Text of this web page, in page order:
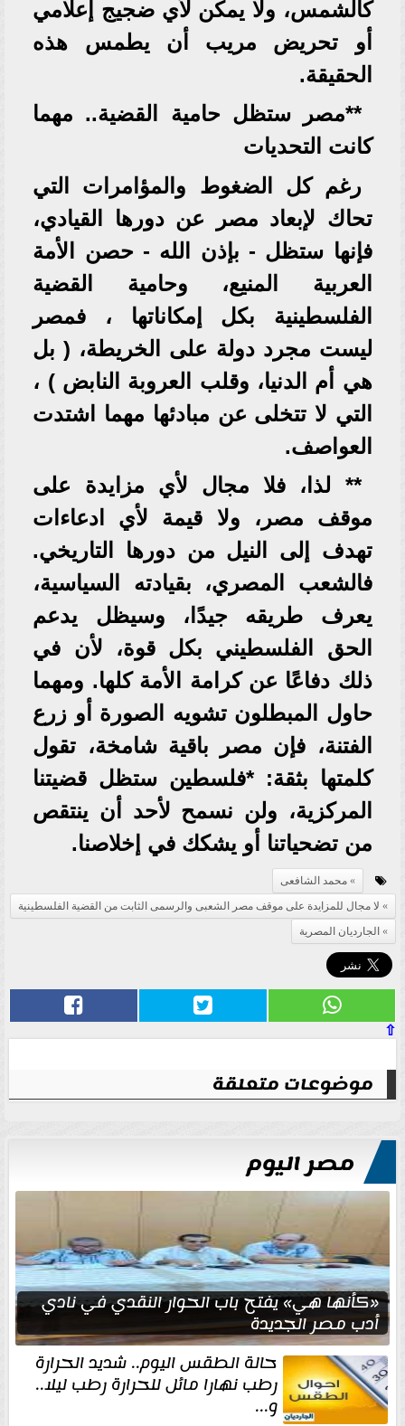
كالشمس، ولا يمكن لأي ضجيج إعلامي
أو تحريض مريب أن يطمس هذه
الحقيقة.
**مصر ستظل حامية القضية.. مهما
كانت التحديات
رغم كل الضغوط والمؤامرات التي
تحاك لإبعاد مصر عن دورها القيادي،
فإنها ستظل - بإذن الله - حصن الأمة
العربية المنيع، وحامية القضية
الفلسطينية بكل إمكاناتها ، فمصر
ليست مجرد دولة على الخريطة، ( بل
هي أم الدنيا، وقلب العروبة النابض ) ،
التي لا تتخلى عن مبادئها مهما اشتدت
العواصف.
** لذا، فلا مجال لأي مزايدة على
موقف مصر، ولا قيمة لأي ادعاءات
تهدف إلى النيل من دورها التاريخي.
فالشعب المصري، بقيادته السياسية،
يعرف طريقه جيدًا، وسيظل يدعم
الحق الفلسطيني بكل قوة، لأن في
ذلك دفاعًا عن كرامة الأمة كلها. ومهما
حاول المبطلون تشويه الصورة أو زرع
الفتنة، فإن مصر باقية شامخة، تقول
كلمتها بثقة: *فلسطين ستظل قضيتنا
المركزية، ولن نسمح لأحد أن ينتقص
من تضحياتنا أو يشكك في إخلاصنا.
محمد الشافعى
لا مجال للمزايدة على موقف مصر الشعبى والرسمى الثابت من القضية الفلسطينية
الجارديان المصرية
⇧
موضوعات متعلقة
مصر اليوم
«كأنها هي» يفتح باب الحوار النقدي في نادي
أدب مصر الجديدة
حالة الطقس اليوم.. شديد الحرارة
رطب نهارا مائل للحرارة رطب ليلا..
و...